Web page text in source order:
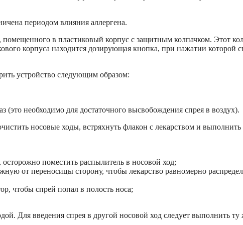
периодом влияния аллергена.
в пластиковый корпус с защитным колпачком. Этот
корпуса находится дозирующая кнопка, при нажатии которой
устройство следующим образом:
(это необходимо для достаточного высвобождения спрея в воздух).
носовые ходы, встряхнуть флакон с лекарством и выполнить
поместить распылитель в носовой ход;
от переносицы сторону, чтобы лекарство равномерно
чтобы спрей попал в полость носа;
Для введения спрея в другой носовой ход следует выполнить ту